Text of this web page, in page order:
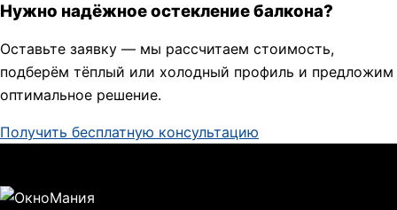
Нужно надёжное остекление балкона?
Оставьте заявку — мы рассчитаем стоимость,
подберём тёплый или холодный профиль и предложим
оптимальное решение.
Получить бесплатную консультацию